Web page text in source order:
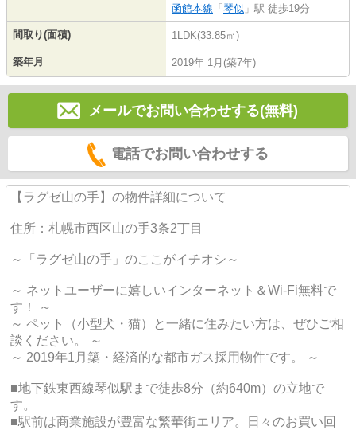
函館本線 「琴似 」駅 徒歩19分
間取り(面積) 1LDK(33.85㎡)
築年月 2019年 1月(築7年)
メールでお問い合わせする(無料)
電話でお問い合わせする
【ラグゼ山の手】の物件詳細について
住所：札幌市西区山の手3条2丁目
～「ラグゼ山の手」のここがイチオシ～
～ ネットユーザーに嬉しいインターネット＆Wi-Fi無料で
す！ ～
～ ペット（小型犬・猫）と一緒に住みたい方は、ぜひご相
談ください。 ～
～ 2019年1月築・経済的な都市ガス採用物件です。 ～
■地下鉄東西線琴似駅まで徒歩8分（約640m）の立地で
す。
■駅前は商業施設が豊富な繁華街エリア。日々のお買い回